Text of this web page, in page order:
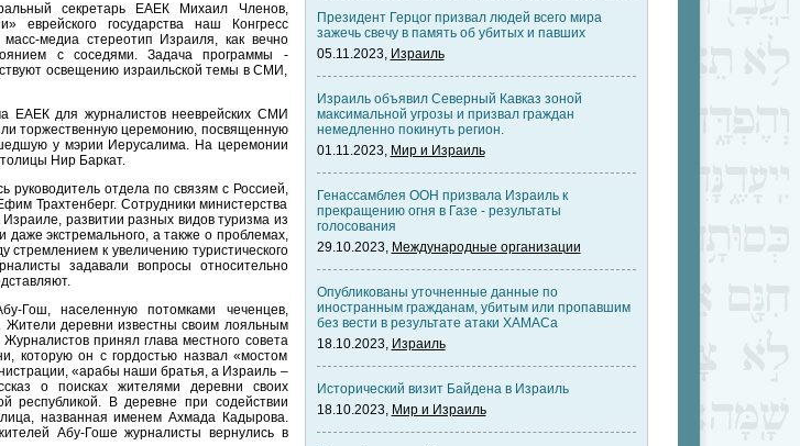
секретарь ЕАЕК Михаил Членов,
еврейского государства наш Конгресс
медиа стереотип Израиля, как вечно
с соседями. Задача программы -
освещению израильской темы в СМИ,
ЕАЕК для журналистов нееврейских СМИ
торжественную церемонию, посвященную
у мэрии Иерусалима. На церемонии
Нир Баркат.
руководитель отдела по связям с Россией,
Трахтенберг. Сотрудники министерства
развитии разных видов туризма из
даже экстремального, а также о проблемах,
стремлением к увеличению туристического
задавали вопросы относительно
Гош, населенную потомками чеченцев,
Жители деревни известны своим лояльным
принял глава местного совета
которую он с гордостью назвал «мостом
«арабы наши братья, а Израиль –
о поисках жителями деревни своих
республикой. В деревне при содействии
названная именем Ахмада Кадырова.
Абу-Гоше журналисты вернулись в
Президент Герцог призвал людей всего мира
зажечь свечу в память об убитых и павших
05.11.2023, Израиль
Израиль объявил Северный Кавказ зоной
максимальной угрозы и призвал граждан
немедленно покинуть регион.
01.11.2023, Мир и Израиль
Генассамблея ООН призвала Израиль к
прекращению огня в Газе - результаты
голосования
29.10.2023, Международные организации
Опубликованы уточненные данные по
иностранным гражданам, убитым или пропавшим
без вести в результате атаки ХАМАСа
18.10.2023, Израиль
Исторический визит Байдена в Израиль
18.10.2023, Мир и Израиль